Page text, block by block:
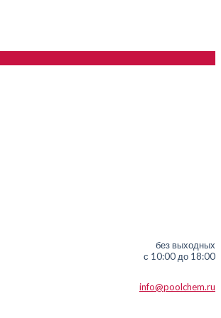
без выходных
с 10:00 до 18:00
info@poolchem.ru